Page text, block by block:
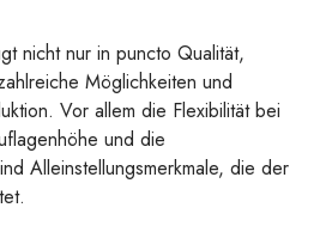
nicht nur in puncto Qualität,
Möglichkeiten und
Vor allem die Flexibilität bei
und die
Alleinstellungsmerkmale, die der